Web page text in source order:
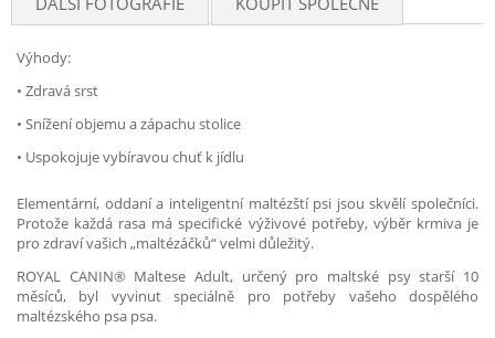
Výhody:
• Zdravá srst
• Snížení objemu a zápachu stolice
• Uspokojuje vybíravou chuť k jídlu
Elementární, oddaní a inteligentní maltézští psi jsou skvělí společníci.
Protože každá rasa má specifické výživové potřeby, výběr krmiva je
pro zdraví vašich „maltézáčků“ velmi důležitý.
ROYAL CANIN® Maltese Adult, určený pro maltské psy starší 10
měsíců, byl vyvinut speciálně pro potřeby vašeho dospělého
maltézského psa psa.